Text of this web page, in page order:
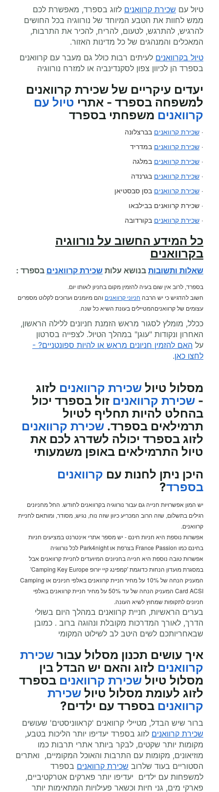
טיול עם שכירת קרוואנים לזוג בספרד, מאפשרת לכם
ממש לחוות את הטבע המיוחד של נורווגיה בכל החושים
להרגיש, להתרגש, לטעום, להריח, להכיר את התרבות,
המאכלים והמנהגים של כל מדינות האזור.
טיול בקרוואנים לעיתים רבות כולל גם מעבר עם קרוואנים
בספרד הן לכיוון צפון לסקנדינביה או למזרח נורווגיה
יעדים עיקריים של שכירת קרוואנים
למשפחה בספרד - אתרי טיול עם
קרוואנים משפחתי בספרד
· שכירת קרוואנים בברצלונה
· שכירת קרוואנים במדריד
· שכירת קרוואנים במלגה
· שכירת קרוואנים בגרנדה
· שכירת קרוואנים בסן סבסטיאן
· שכירת קרוואנים בבילבאו
· שכירת קרוואנים בקורדובה
כל המידע החשוב על נורווגיה
בקרוואנים
שאלות ותשובות בנושא עלות שכירת קרוואנים בספרד :
בספרד, לרוב אין שום בעיה להזמין מקום בחניון לאותו יום.
חשוב להדגיש כי יש הרבה חניוני קרוואנים והם מיומנים וערוכים לקלוט מספרים
עצומים של קרוואניםהמטיילים בעונת השיא כל שנה.
ככלל, מומלץ לסגור מראש הזמנת חניונים ללילה הראשון,
האחרון ונקודות "עוגן" במהלך הטיול. לצפייה בסרטון
על האם להזמין חניונים מראש או להיות ספונטניים? -
לחצו כאן.
מסלול טיול שכירת קרוואנים לזוג
- שכירת קרוואנים זול בספרד יכול
בהחלט להיות תחליף לטיול
תרמילאים בספרד. שכירת קרוואנים
לזוג בספרד יכולה לשדרג לכם את
טיול התרמילאים באופן משמעותי
היכן ניתן לחנות עם קרוואנים
בספרד?
יש המון אפשרויות חנייה גם עבור נורווגיה בקרוואנים לחודש. החל מחניונים
רגילים בתשלום, שזה הרוב המכריע כיוון שזה נוח, נגיש, מסודר, ומותאם לחניית
קרוואנים.
אפשרות נוספת היא חניות חינם - יש מספר אתרי אינטרנט במציעים חניות
בחינם כמו France Passion בצרפת או Park4night לכל נורווגיה
אפשרות טובה נוספת היא חנייה בחניונים המיועדים לחניית קרוואנים אבל
במסגרת מועדון הנחות כדוגמת 'קמפינג קיי יורופ Camping Key Europe'
המעניק הנחה של 10% על מחיר חניית קרוואנים באלפי חניונים או Camping
Card ACSI המעניק הנחה של עד 50% על מחיר חניית קרוואנים באלפי
חניונים לתקופות שמחוץ לשיא העונה.
בערים הראשיות, חניית קרוואנים במהלך היום בשולי
הדרך, לאורך המדרכות מקובלת ונהוגה ברוב . כמובן
שבאחריותכם לשים היטב לב לשילוט המקומי
איך עושים תכנון מסלול עבור שכירת
קרוואנים לזוג והאם יש הבדל בין
מסלול טיול שכירת קרוואנים בספרד
לזוג לעומת מסלול טיול שכירת
קרוואנים בספרד עם ילדים?
ברור שיש הבדל, מטיילי קרוואנים 'קראווניסטים' שעושים
שכירת קרוואנים לזוג בספרד יעדיפו יותר הליכות בטבע,
מקומות יותר שקטים, לבקר ביותר אתרי תרבות כמו
מוזיאונים, מקומות עם התרבות והאוכל המקומיים, ואתרים
הסטוריים בעוד שלרוב שכירת קרוואנים בספרד
למשפחות עם ילדים יעדיפו יותר פארקים אטרקטיביים,
פארקי מים, גני חיות וכשאר פעילויות המתאימות יותר